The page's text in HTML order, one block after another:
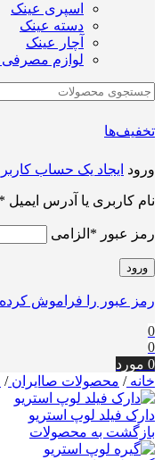
اسپری عینک
دسته عینک
آچار عینک
لوازم مصرفی
تخفیف‌ها
ورود ایجاد یک حساب
نام کاربری یا آدرس ایمیل *
رمز عبور * الزامی
ورود
رمز عبور را فراموش کرده
0
0
0 مورد
خانه/ محصولات صاایران/
دارک فیلد لوپ استریو
بازگشت به محصولات